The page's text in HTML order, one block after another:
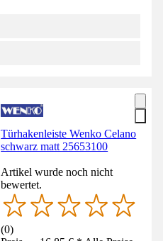
Türhakenleiste Wenko Celano
schwarz matt 25653100
Artikel wurde noch nicht
bewertet.
(0)